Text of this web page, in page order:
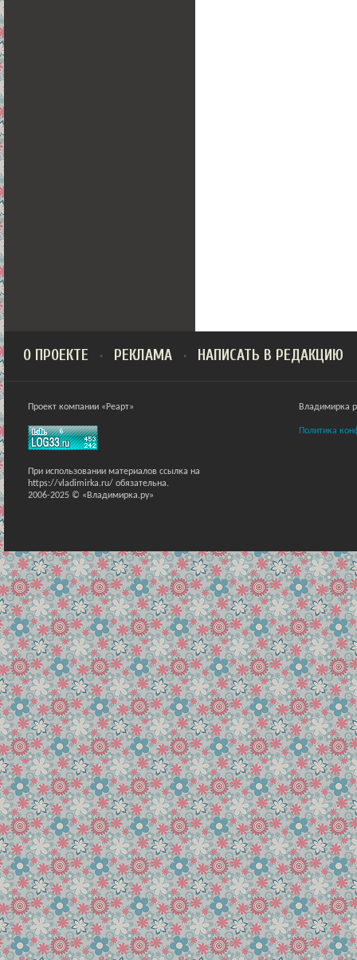
О ПРОЕКТЕ РЕКЛАМА НАПИСАТЬ В РЕДАКЦИЮ
Проект компании «Реарт»
При использовании материалов ссылка на
https://vladimirka.ru/ обязательна.
2006-2025 © «Владимирка.ру»
Владимирка
Политика